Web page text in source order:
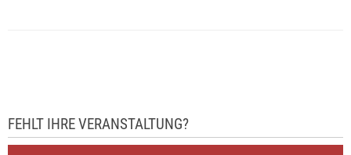
FEHLT IHRE VERANSTALTUNG?